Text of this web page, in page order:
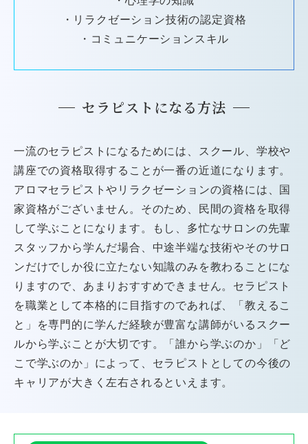
・リラクゼーション技術の認定資格
・コミュニケーションスキル
セラピストになる方法
一流のセラピストになるためには、スクール、学校や
講座での資格取得することが一番の近道になります。
アロマセラピストやリラクゼーションの資格には、国
家資格がございません。そのため、民間の資格を取得
して学ぶことになります。もし、多忙なサロンの先輩
スタッフから学んだ場合、中途半端な技術やそのサロ
ンだけでしか役に立たない知識のみを教わることにな
りますので、あまりおすすめできません。セラピスト
を職業として本格的に目指すのであれば、「教えるこ
と」を専門的に学んだ経験が豊富な講師がいるスクー
ルから学ぶことが大切です。「誰から学ぶのか」「ど
こで学ぶのか」によって、セラピストとしての今後の
キャリアが大きく左右されるといえます。